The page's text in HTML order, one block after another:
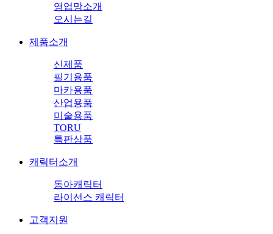
영업망소개
오시는길
제품소개
신제품
필기용품
마카용품
산업용품
미술용품
TORU
특판상품
캐릭터소개
동아캐릭터
라이선스 캐릭터
고객지원